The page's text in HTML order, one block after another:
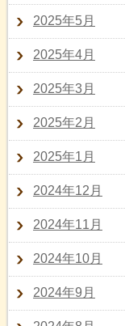
2025年5月
2025年4月
2025年3月
2025年2月
2025年1月
2024年12月
2024年11月
2024年10月
2024年9月